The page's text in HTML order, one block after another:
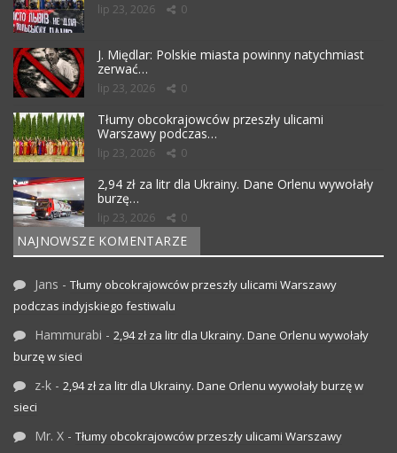
lip 23, 2026 0
J. Międlar: Polskie miasta powinny natychmiast
zerwać…
lip 23, 2026 0
Tłumy obcokrajowców przeszły ulicami
Warszawy podczas…
lip 23, 2026 0
2,94 zł za litr dla Ukrainy. Dane Orlenu wywołały
burzę…
lip 23, 2026 0
NAJNOWSZE KOMENTARZE
Jans - Tłumy obcokrajowców przeszły ulicami Warszawy
podczas indyjskiego festiwalu
Hammurabi - 2,94 zł za litr dla Ukrainy. Dane Orlenu wywołały
burzę w sieci
z-k - 2,94 zł za litr dla Ukrainy. Dane Orlenu wywołały burzę w
sieci
Mr. X - Tłumy obcokrajowców przeszły ulicami Warszawy